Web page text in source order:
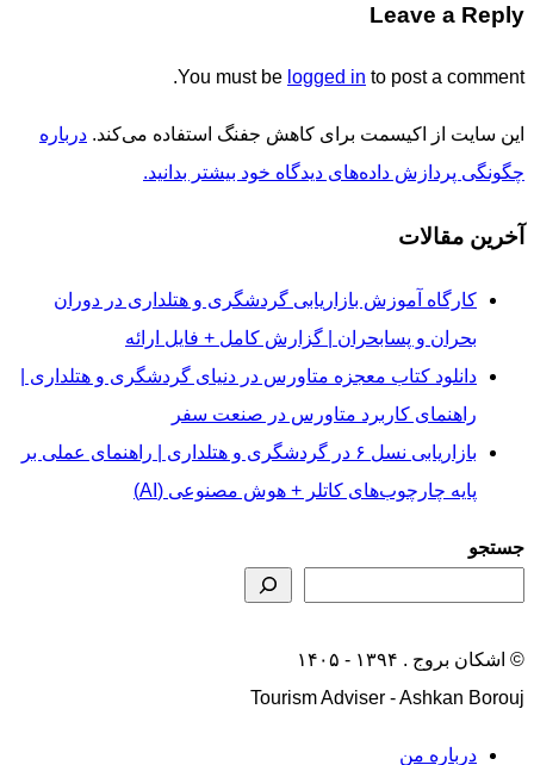
Leave a Reply
You must be logged in to post a comment.
این سایت از اکیسمت برای کاهش جفنگ استفاده می‌کند. درباره
چگونگی پردازش داده‌های دیدگاه خود بیشتر بدانید.
آخرین مقالات
کارگاه آموزش بازاریابی گردشگری و هتلداری در دوران
بحران و پسابحران | گزارش کامل + فایل ارائه
دانلود کتاب معجزه متاورس در دنیای گردشگری و هتلداری |
راهنمای کاربرد متاورس در صنعت سفر
بازاریابی نسل ۶ در گردشگری و هتلداری | راهنمای عملی بر
پایه چارچوب‌های کاتلر + هوش مصنوعی (AI)
جستجو
© اشکان بروج . ۱۳۹۴ - ۱۴۰۵
Tourism Adviser - Ashkan Borouj
درباره من